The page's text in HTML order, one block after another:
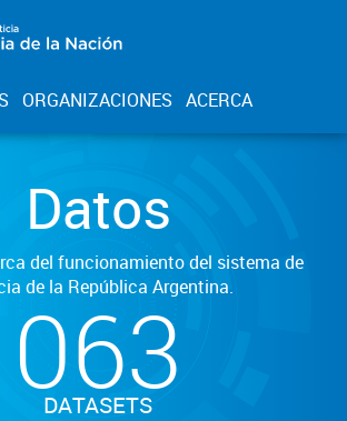
ORGANIZACIONES ACERCA
Datos
del funcionamiento del sistema de
de la República Argentina.
063
DATASETS